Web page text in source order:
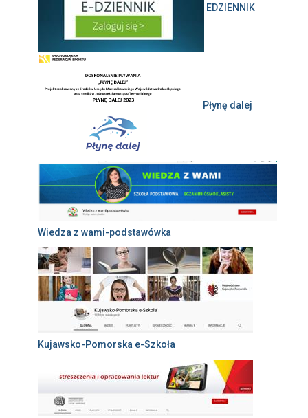
EDZIENNIK
Płynę dalej
Wiedza z wami-podstawówka
Kujawsko-Pomorska e-Szkoła